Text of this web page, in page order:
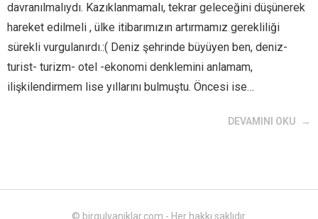
davranılmalıydı. Kazıklanmamalı, tekrar geleceğini düşünerek
hareket edilmeli , ülke itibarımızın artırmamız gerekliliği
sürekli vurgulanırdı.:( Deniz şehrinde büyüyen ben, deniz-
turist- turizm- otel -ekonomi denklemini anlamam,
ilişkilendirmem lise yıllarını bulmuştu. Öncesi ise…
DEVAMINI OKU
© birgulyaniklar.com - Her hakkı saklıdır.